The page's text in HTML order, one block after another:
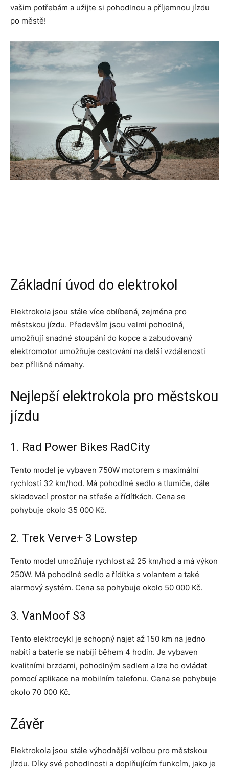
vašim potřebám a užijte si pohodlnou a příjemnou jízdu
po městě!
Základní úvod do elektrokol
Elektrokola jsou stále více oblíbená, zejména pro
městskou jízdu. Především jsou velmi pohodlná,
umožňují snadné stoupání do kopce a zabudovaný
elektromotor umožňuje cestování na delší vzdálenosti
bez přílišné námahy.
Nejlepší elektrokola pro městskou
jízdu
1. Rad Power Bikes RadCity
Tento model je vybaven 750W motorem s maximální
rychlostí 32 km/hod. Má pohodlné sedlo a tlumiče, dále
skladovací prostor na střeše a řídítkách. Cena se
pohybuje okolo 35 000 Kč.
2. Trek Verve+ 3 Lowstep
Tento model umožňuje rychlost až 25 km/hod a má výkon
250W. Má pohodlné sedlo a řídítka s volantem a také
alarmový systém. Cena se pohybuje okolo 50 000 Kč.
3. VanMoof S3
Tento elektrocykl je schopný najet až 150 km na jedno
nabití a baterie se nabíjí během 4 hodin. Je vybaven
kvalitními brzdami, pohodlným sedlem a lze ho ovládat
pomocí aplikace na mobilním telefonu. Cena se pohybuje
okolo 70 000 Kč.
Závěr
Elektrokola jsou stále výhodnější volbou pro městskou
jízdu. Díky své pohodlnosti a doplňujícím funkcím, jako je